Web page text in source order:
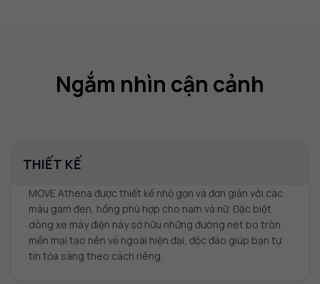
Ngắm nhìn cận cảnh
THIẾT KẾ
MOVE Athena được thiết kế nhỏ gọn và đơn giản với các
màu gam đen, hồng phù hợp cho nam và nữ. Đặc biệt
dòng xe máy điện này sở hữu những đường nét bo tròn
mền mại tạo nên vẻ ngoài hiện đại, độc đáo giúp bạn tự
tin tỏa sáng theo cách riêng.